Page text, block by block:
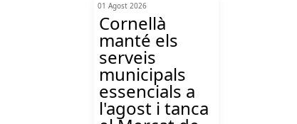
01 Agost 2026
Cornellà
manté els
serveis
municipals
essencials a
l'agost i tanca